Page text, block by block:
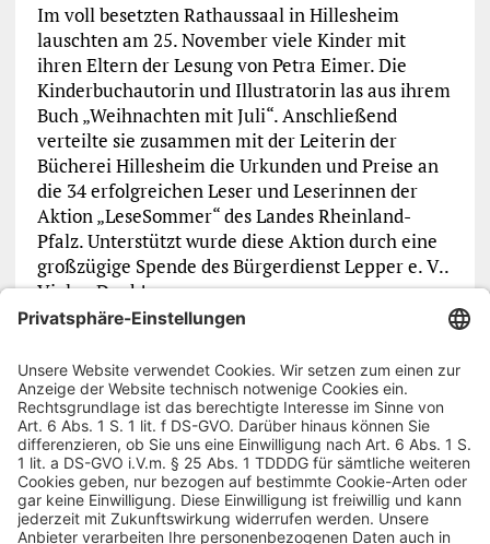
Im voll besetzten Rathaussaal in Hillesheim
lauschten am 25. November viele Kinder mit
ihren Eltern der Lesung von Petra Eimer. Die
Kinderbuchautorin und Illustratorin las aus ihrem
Buch „Weihnachten mit Juli“. Anschließend
verteilte sie zusammen mit der Leiterin der
Bücherei Hillesheim die Urkunden und Preise an
die 34 erfolgreichen Leser und Leserinnen der
Aktion „LeseSommer“ des Landes Rheinland-
Pfalz. Unterstützt wurde diese Aktion durch eine
großzügige Spende des Bürgerdienst Lepper e. V..
Vielen Dank!